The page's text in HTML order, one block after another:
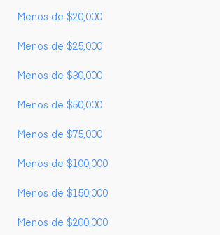
Menos de $20,000
Menos de $25,000
Menos de $30,000
Menos de $50,000
Menos de $75,000
Menos de $100,000
Menos de $150,000
Menos de $200,000